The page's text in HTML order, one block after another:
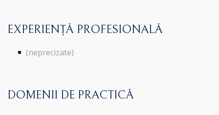
EXPERIENȚĂ PROFESIONALĂ
(neprecizate)
DOMENII DE PRACTICĂ